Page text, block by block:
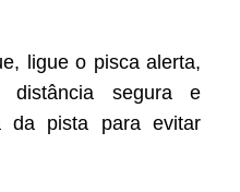
ligue o pisca alerta,
distância segura e
da pista para evitar